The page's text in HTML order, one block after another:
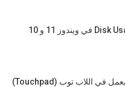
حل مشكلة Disk Usage 100% في ويندوز 11 و 10
حل مشكلة الماوس لا يعمل في اللاب توب (Touchpad)